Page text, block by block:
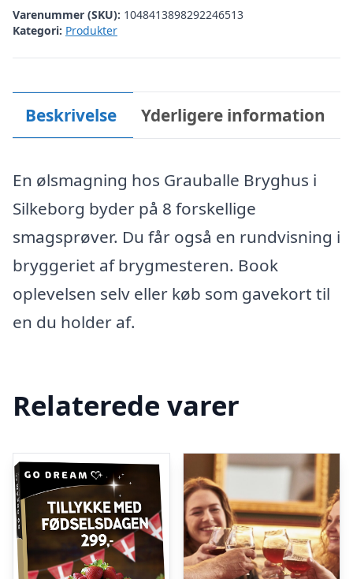
Varenummer (SKU): 1048413898292246513
Kategori: Produkter
Beskrivelse Yderligere information
En ølsmagning hos Grauballe Bryghus i
Silkeborg byder på 8 forskellige
smagsprøver. Du får også en rundvisning i
bryggeriet af brygmesteren. Book
oplevelsen selv eller køb som gavekort til
en du holder af.
Relaterede varer